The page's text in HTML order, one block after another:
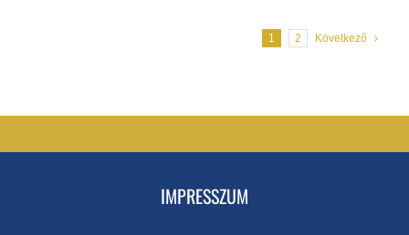
1 2 Következő
IMPRESSZUM